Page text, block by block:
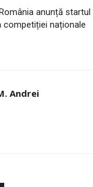
anunță startul
competiției naționale
Andrei